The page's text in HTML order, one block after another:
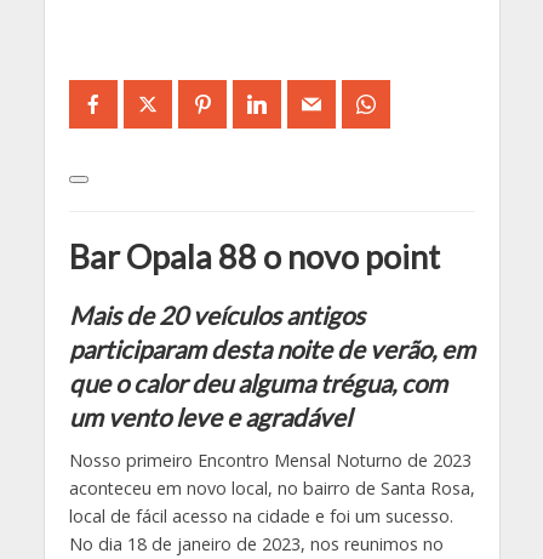
Bar Opala 88 o novo point
Mais de 20 veículos antigos
participaram desta noite de verão, em
que o calor deu alguma trégua, com
um vento leve e agradável
Nosso primeiro Encontro Mensal Noturno de 2023
aconteceu em novo local, no bairro de Santa Rosa,
local de fácil acesso na cidade e foi um sucesso.
No dia 18 de janeiro de 2023, nos reunimos no